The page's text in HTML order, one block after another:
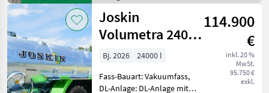
und
Beregnung
/ Joskin
Joskin
Volumetra 24000
T
114.900
€
inkl. 20 %
MwSt.
95.750 €
exkl.
Bj. 2026
24000 l
Fass-Bauart: Vakuumfass,
DL-Anlage: DL-Anlage mit